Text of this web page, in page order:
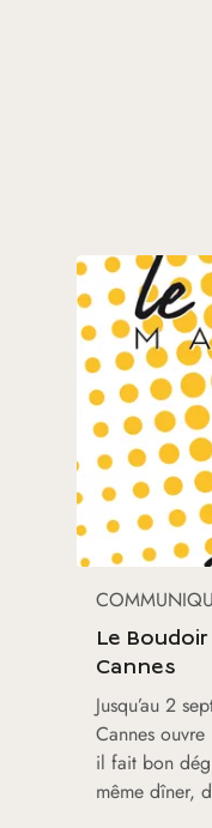
Le
Cannes
Jusqu’au 2
Cannes
il fait bon
même dîner,